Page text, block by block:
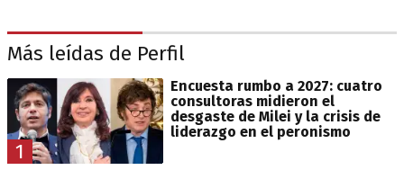
Más leídas de Perfil
1
Encuesta rumbo a 2027: cuatro
consultoras midieron el
desgaste de Milei y la crisis de
liderazgo en el peronismo